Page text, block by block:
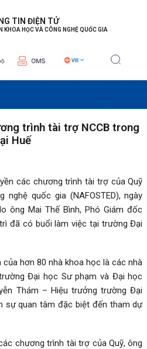
TIN ĐIỆN TỬ
KHOA HỌC VÀ CÔNG NGHỆ QUỐC GIA
trình tài trợ NCCB trong
Huế
các chương trình tài trợ của Quỹ
quốc gia (NAFOSTED), ngày
ông Mai Thế Bình, Phó Giám đốc
đã có buổi làm việc tại trường Đại
hơn 80 nhà khoa học là các nhà
Đại học Sư phạm và Đại học
Thám – Hiệu trưởng trường Đại
sự quan tâm đặc biệt đến tham dự
chương trình tài trợ của Quỹ, ông